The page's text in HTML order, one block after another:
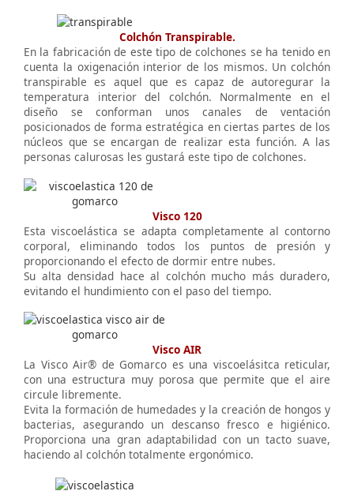
Colchón Transpirable.
En la fabricación de este tipo de colchones se ha tenido en
cuenta la oxigenación interior de los mismos. Un colchón
transpirable es aquel que es capaz de autoregurar la
temperatura interior del colchón. Normalmente en el
diseño se conforman unos canales de ventación
posicionados de forma estratégica en ciertas partes de los
núcleos que se encargan de realizar esta función. A las
personas calurosas les gustará este tipo de colchones.
Visco 120
Esta viscoelástica se adapta completamente al contorno
corporal, eliminando todos los puntos de presión y
proporcionando el efecto de dormir entre nubes.
Su alta densidad hace al colchón mucho más duradero,
evitando el hundimiento con el paso del tiempo.
Visco AIR
La Visco Air® de Gomarco es una viscoelásitca reticular,
con una estructura muy porosa que permite que el aire
circule libremente.
Evita la formación de humedades y la creación de hongos y
bacterias, asegurando un descanso fresco e higiénico.
Proporciona una gran adaptabilidad con un tacto suave,
haciendo al colchón totalmente ergonómico.